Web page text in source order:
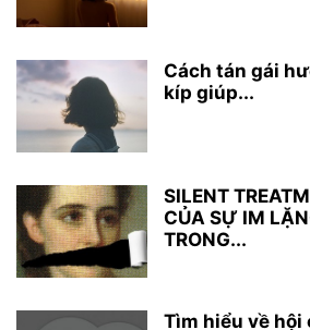
Cách tán gái
kíp giúp...
SILENT
CỦA SỰ IM
TRONG...
Tìm hiểu về